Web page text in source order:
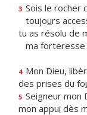
3 Sois le rocher
toujours
tu as résolu de
ma forteresse
4 Mon Dieu,
des prises du fo
5 Seigneur mon
mon appui dès